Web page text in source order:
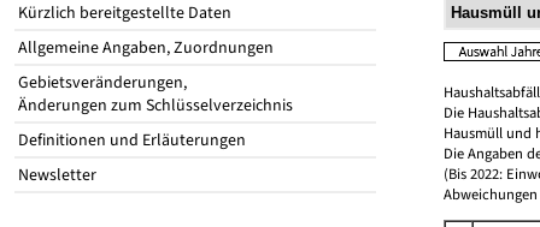
Kürzlich bereitgestellte Daten
Allgemeine Angaben, Zuordnungen
Gebietsveränderungen,
Änderungen zum Schlüsselverzeichnis
Definitionen und Erläuterungen
Newsletter
Die
Hausmüll und
Die Angaben
(Bis 2022: